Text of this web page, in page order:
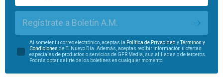
Regístrate a Boletín A.M.
Al someter tu correo electrónico, aceptas la Política de Privacidad yTérminos y
Condiciones de El Nuevo Día. Además, aceptas recibir información u ofertas
especiales de productos o servicios de GFR Media, sus afiliadas o de terceros.
Podrás optar salirte de los boletines en cualquier momento.